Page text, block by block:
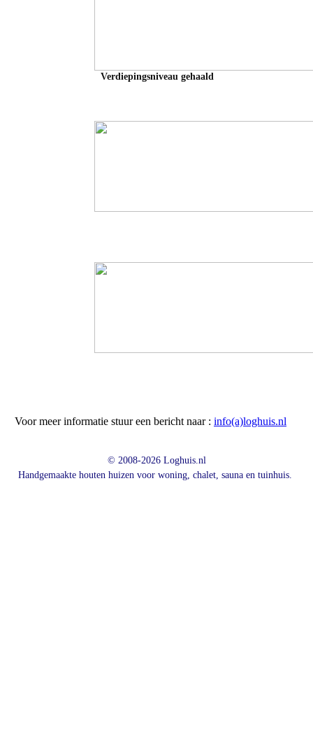
Verdiepingsniveau gehaald
Voor meer informatie stuur een bericht naar : info(a)loghuis.nl
© 2008-2026 Loghuis.nl
Handgemaakte houten huizen voor woning, chalet, sauna en tuinhuis.